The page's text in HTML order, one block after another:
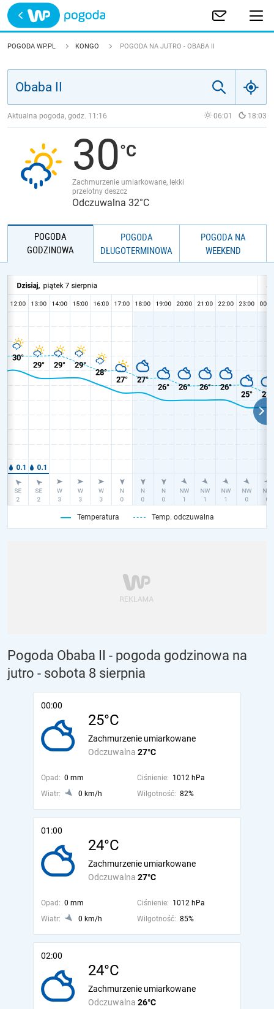
Trwa ładowanie
POLSKA
JAKOŚĆ POWIETRZA
POGODA WP.PL KONGO POGODA NA JUTRO - OBABA II
Aktualna pogoda, godz. 11:16 06:01 18:03
30
Zachmurzenie umiarkowane, lekki
przelotny deszcz
Odczuwalna 32°C
POGODA
GODZINOWA
POGODA
DŁUGOTERMINOWA
POGODA NA
WEEKEND
Temperatura Temp. odczuwalna
Pogoda Obaba II - pogoda godzinowa na
jutro - sobota 8 sierpnia
00:00
25°C
Odczuwalna 27°C
Zachmurzenie umiarkowane
Opad: 0 mm Ciśnienie: 1012 hPa
Wiatr:
0 km/h Wilgotność: 82%
01:00
24°C
Odczuwalna 27°C
Zachmurzenie umiarkowane
Opad: 0 mm Ciśnienie: 1012 hPa
Wiatr:
0 km/h Wilgotność: 85%
02:00
24°C
Odczuwalna 26°C
Zachmurzenie umiarkowane